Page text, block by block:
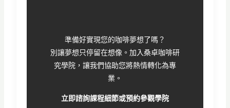
準備好實現您的咖啡夢想了嗎？
別讓夢想只停留在想像。加入桑卓咖啡研
究學院，讓我們協助您將熱情轉化為專
業。
立即諮詢課程細節或預約參觀學院